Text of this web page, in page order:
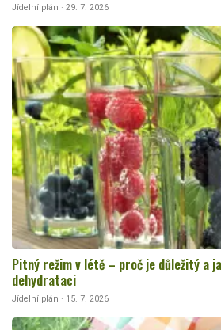
Jídelní plán · 29. 7. 2026
Pitný režim v létě – proč je důležitý a
dehydrataci
Jídelní plán · 15. 7. 2026